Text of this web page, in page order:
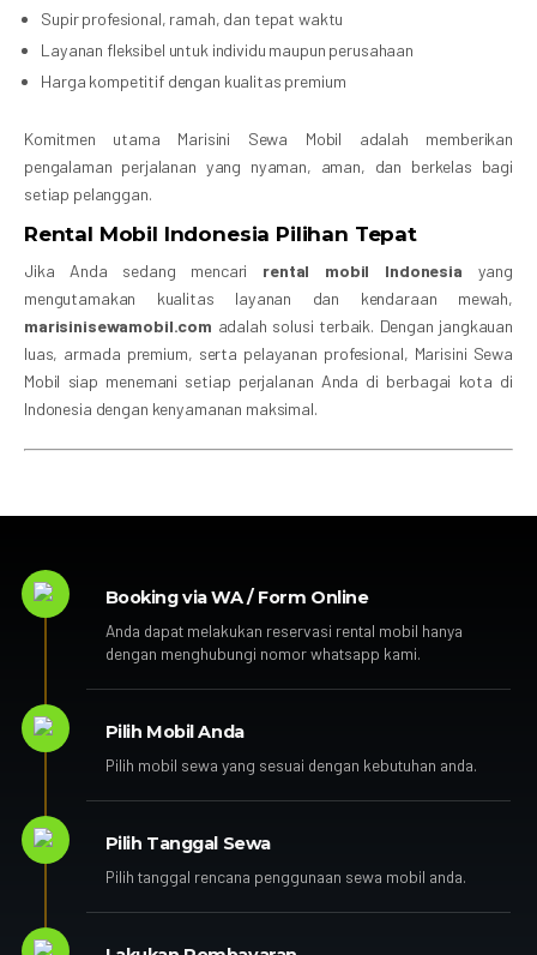
Supir profesional, ramah, dan tepat waktu
Layanan fleksibel untuk individu maupun perusahaan
Harga kompetitif dengan kualitas premium
Komitmen utama Marisini Sewa Mobil adalah memberikan
pengalaman perjalanan yang nyaman, aman, dan berkelas bagi
setiap pelanggan.
Rental Mobil Indonesia Pilihan Tepat
Jika Anda sedang mencari rental mobil Indonesia yang
mengutamakan kualitas layanan dan kendaraan mewah,
marisinisewamobil.com adalah solusi terbaik. Dengan jangkauan
luas, armada premium, serta pelayanan profesional, Marisini Sewa
Mobil siap menemani setiap perjalanan Anda di berbagai kota di
Indonesia dengan kenyamanan maksimal.
Booking via WA / Form Online
Anda dapat melakukan reservasi rental mobil hanya
dengan menghubungi nomor whatsapp kami.
Pilih Mobil Anda
Pilih mobil sewa yang sesuai dengan kebutuhan anda.
Pilih Tanggal Sewa
Pilih tanggal rencana penggunaan sewa mobil anda.